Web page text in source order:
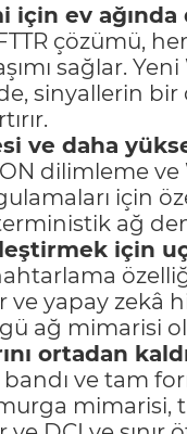
için ev
çözümü,
sağlar.
sinyallerin bir
ve daha
dilimleme
için
ağ
için
ve yapay
ağ mimarisi
ortadan
ve tam